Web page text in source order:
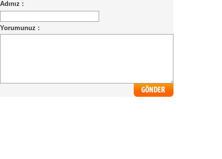
Adınız :
Yorumunuz :